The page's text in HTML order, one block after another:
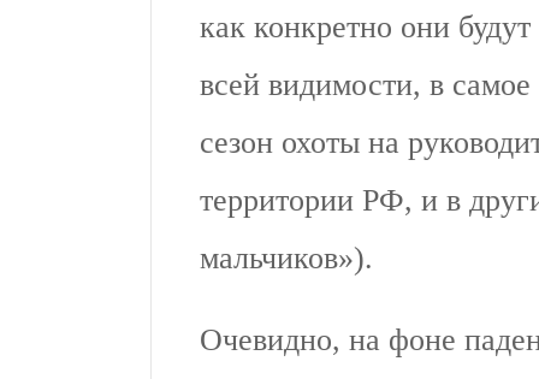
как конкретно они
всей видимости, в
сезон охоты на
территории РФ, и в
мальчиков»).
Очевидно, на фоне